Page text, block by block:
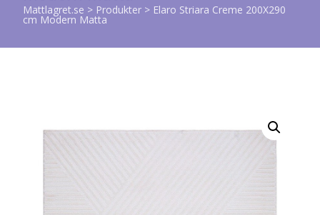
Mattlagret.se > Produkter > Elaro Striara Creme 200X290
cm Modern Matta